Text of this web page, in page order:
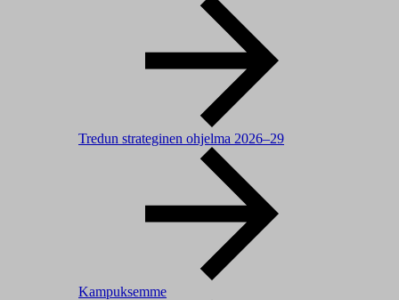
Tredun strateginen ohjelma 2026–29
Kampuksemme